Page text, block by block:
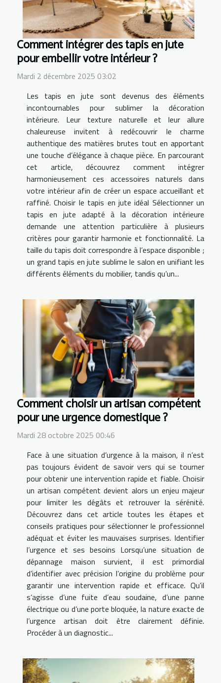
Comment intégrer des tapis en jute
pour embellir votre intérieur ?
Mardi 2 décembre 2025 03:02
Les tapis en jute sont devenus des éléments
incontournables pour sublimer la décoration
intérieure. Leur texture naturelle et leur allure
chaleureuse invitent à redécouvrir le charme
authentique des matières brutes tout en apportant
une touche d’élégance à chaque pièce. En parcourant
cet article, découvrez comment intégrer
harmonieusement ces accessoires naturels dans
votre intérieur afin de créer un espace accueillant et
raffiné. Choisir le tapis en jute idéal Sélectionner un
tapis en jute adapté à la décoration intérieure
demande une attention particulière à plusieurs
critères pour garantir harmonie et fonctionnalité. La
taille du tapis doit correspondre à l’espace disponible ;
un grand tapis en jute sublime le salon en unifiant les
différents éléments du mobilier, tandis qu’un...
Comment choisir un artisan compétent
pour une urgence domestique ?
Mardi 28 octobre 2025 00:46
Face à une situation d’urgence à la maison, il n’est
pas toujours évident de savoir vers qui se tourner
pour obtenir une intervention rapide et fiable. Choisir
un artisan compétent devient alors un enjeu majeur
pour limiter les dégâts et retrouver la sérénité.
Découvrez dans cet article toutes les étapes et
conseils pratiques pour sélectionner le professionnel
adéquat et éviter les mauvaises surprises. Identifier
l’urgence et ses besoins Lorsqu’une situation de
dépannage maison survient, il est primordial
d’identifier avec précision l’origine du problème pour
garantir une intervention rapide et efficace. Qu’il
s’agisse d’une fuite d’eau soudaine, d’une panne
électrique ou d’une porte bloquée, la nature exacte de
l’urgence artisan doit être clairement définie.
Procéder à un diagnostic...